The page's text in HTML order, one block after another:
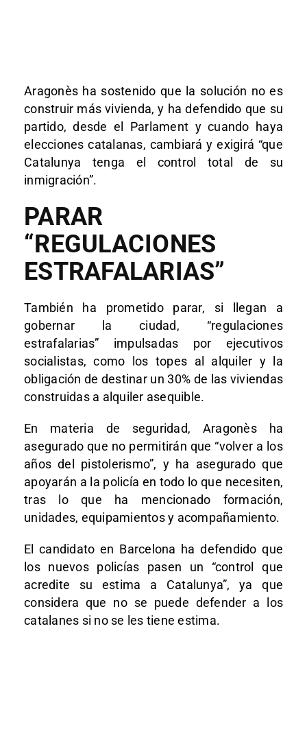
Aragonès ha sostenido que la solución no es
construir más vivienda, y ha defendido que su
partido, desde el Parlament y cuando haya
elecciones catalanas, cambiará y exigirá “que
Catalunya tenga el control total de su
inmigración”.
PARAR
“REGULACIONES
ESTRAFALARIAS”
También ha prometido parar, si llegan a
gobernar la ciudad, “regulaciones
estrafalarias” impulsadas por ejecutivos
socialistas, como los topes al alquiler y la
obligación de destinar un 30% de las viviendas
construidas a alquiler asequible.
En materia de seguridad, Aragonès ha
asegurado que no permitirán que “volver a los
años del pistolerismo”, y ha asegurado que
apoyarán a la policía en todo lo que necesiten,
tras lo que ha mencionado formación,
unidades, equipamientos y acompañamiento.
El candidato en Barcelona ha defendido que
los nuevos policías pasen un “control que
acredite su estima a Catalunya”, ya que
considera que no se puede defender a los
catalanes si no se les tiene estima.